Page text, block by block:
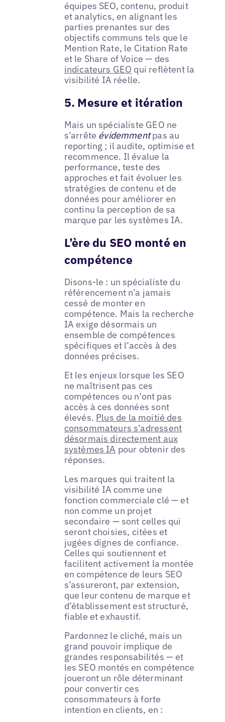
équipes SEO, contenu, produit
et analytics, en alignant les
parties prenantes sur des
objectifs communs tels que le
Mention Rate, le Citation Rate
et le Share of Voice — des
indicateurs GEO qui reflètent la
visibilité IA réelle.
5. Mesure et itération
Mais un spécialiste GEO ne
s’arrête évidemmentpas au
reporting ; il audite, optimise et
recommence. Il évalue la
performance, teste des
approches et fait évoluer les
stratégies de contenu et de
données pour améliorer en
continu la perception de sa
marque par les systèmes IA.
L’ère du SEO monté en
compétence
Disons-le : un spécialiste du
référencement n’a jamais
cessé de monter en
compétence. Mais la recherche
IA exige désormais un
ensemble de compétences
spécifiques et l’accès à des
données précises.
Et les enjeux lorsque les SEO
ne maîtrisent pas ces
compétences ou n’ont pas
accès à ces données sont
élevés. Plus de la moitié des
consommateurs s’adressent
désormais directement aux
systèmes IA pour obtenir des
réponses.
Les marques qui traitent la
visibilité IA comme une
fonction commerciale clé — et
non comme un projet
secondaire — sont celles qui
seront choisies, citées et
jugées dignes de confiance.
Celles qui soutiennent et
facilitent activement la montée
en compétence de leurs SEO
s’assureront, par extension,
que leur contenu de marque et
d’établissement est structuré,
fiable et exhaustif.
Pardonnez le cliché, mais un
grand pouvoir implique de
grandes responsabilités — et
les SEO montés en compétence
joueront un rôle déterminant
pour convertir ces
consommateurs à forte
intention en clients, en :